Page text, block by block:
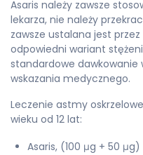
Asaris należy zawsze
lekarza, nie należy
zawsze ustalana jest
odpowiedni wariant
standardowe dawkowanie
wskazania medycznego.
Leczenie astmy
wieku od 12 lat:
Asaris, (100 μg + 50